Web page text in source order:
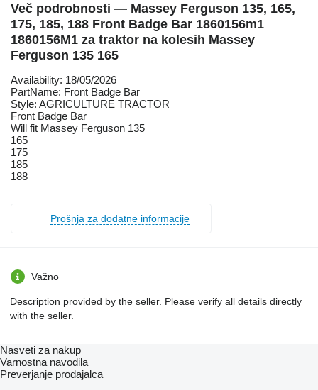
Več podrobnosti — Massey Ferguson 135, 165,
175, 185, 188 Front Badge Bar 1860156m1
1860156M1 za traktor na kolesih Massey
Ferguson 135 165
Availability: 18/05/2026
PartName: Front Badge Bar
Style: AGRICULTURE TRACTOR
Front Badge Bar
Will fit Massey Ferguson 135
165
175
185
188
Prošnja za dodatne informacije
Važno
Description provided by the seller. Please verify all details directly
with the seller.
Nasveti za nakup
Varnostna navodila
Preverjanje prodajalca